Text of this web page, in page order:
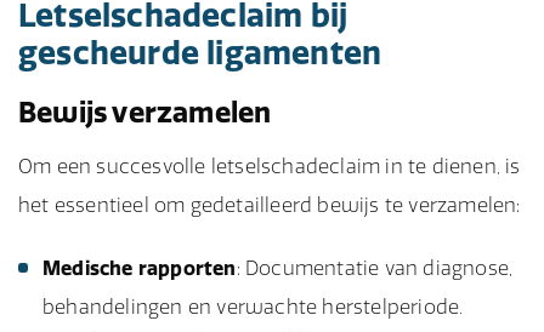
Letselschadeclaim bij
gescheurde ligamenten
Bewijs verzamelen
Om een succesvolle letselschadeclaim in te dienen, is
het essentieel om gedetailleerd bewijs te verzamelen:
Medische rapporten: Documentatie van diagnose,
behandelingen en verwachte herstelperiode.